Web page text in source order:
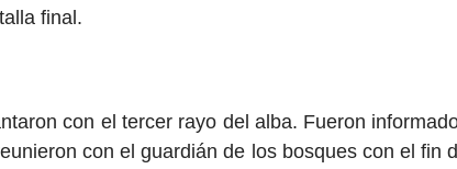
final.
con el tercer rayo del alba. Fueron
con el guardián de los bosques con el fin